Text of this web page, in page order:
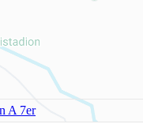
A 7er